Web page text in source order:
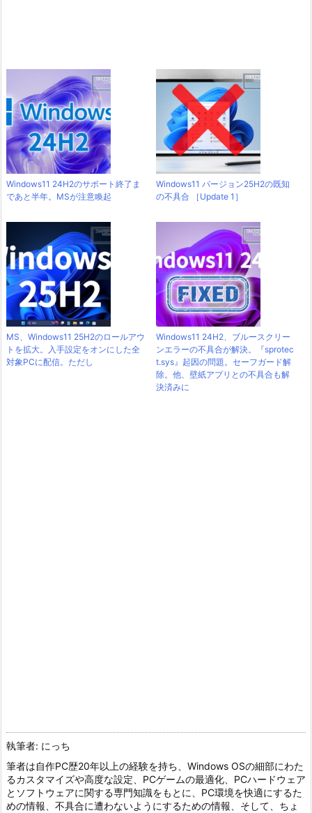
Windows11 24H2のサポート終了ま
であと半年。MSが注意喚起
Windows11 バージョン25H2の既知
の不具合 ［Update 1］
MS、Windows11 25H2のロールアウ
トを拡大。入手設定をオンにした全
対象PCに配信。ただし
Windows11 24H2、ブルースクリー
ンエラーの不具合が解決。『sprotec
t.sys』起因の問題。セーフガード解
除。他、壁紙アプリとの不具合も解
決済みに
執筆者: にっち
筆者は自作PC歴20年以上の経験を持ち、Windows OSの細部にわた
るカスタマイズや高度な設定、PCゲームの最適化、PCハードウェア
とソフトウェアに関する専門知識をもとに、PC環境を快適にするた
めの情報、不具合に遭わないようにするための情報、そして、ちょ